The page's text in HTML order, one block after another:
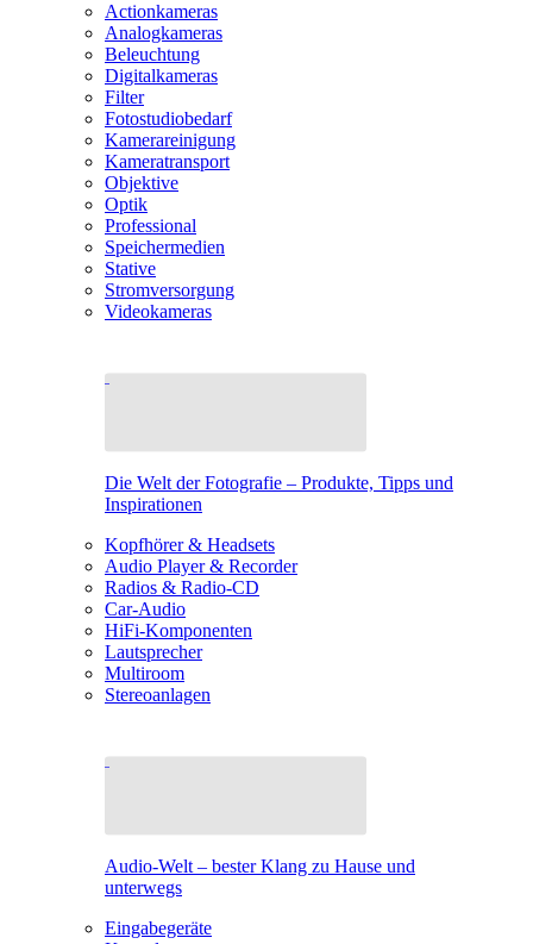
Actionkameras
Analogkameras
Beleuchtung
Digitalkameras
Filter
Fotostudiobedarf
Kamerareinigung
Kameratransport
Objektive
Optik
Professional
Speichermedien
Stative
Stromversorgung
Videokameras
Die Welt der Fotografie – Produkte, Tipps und
Inspirationen
Kopfhörer & Headsets
Audio Player & Recorder
Radios & Radio-CD
Car-Audio
HiFi-Komponenten
Lautsprecher
Multiroom
Stereoanlagen
Audio-Welt – bester Klang zu Hause und
unterwegs
Eingabegeräte